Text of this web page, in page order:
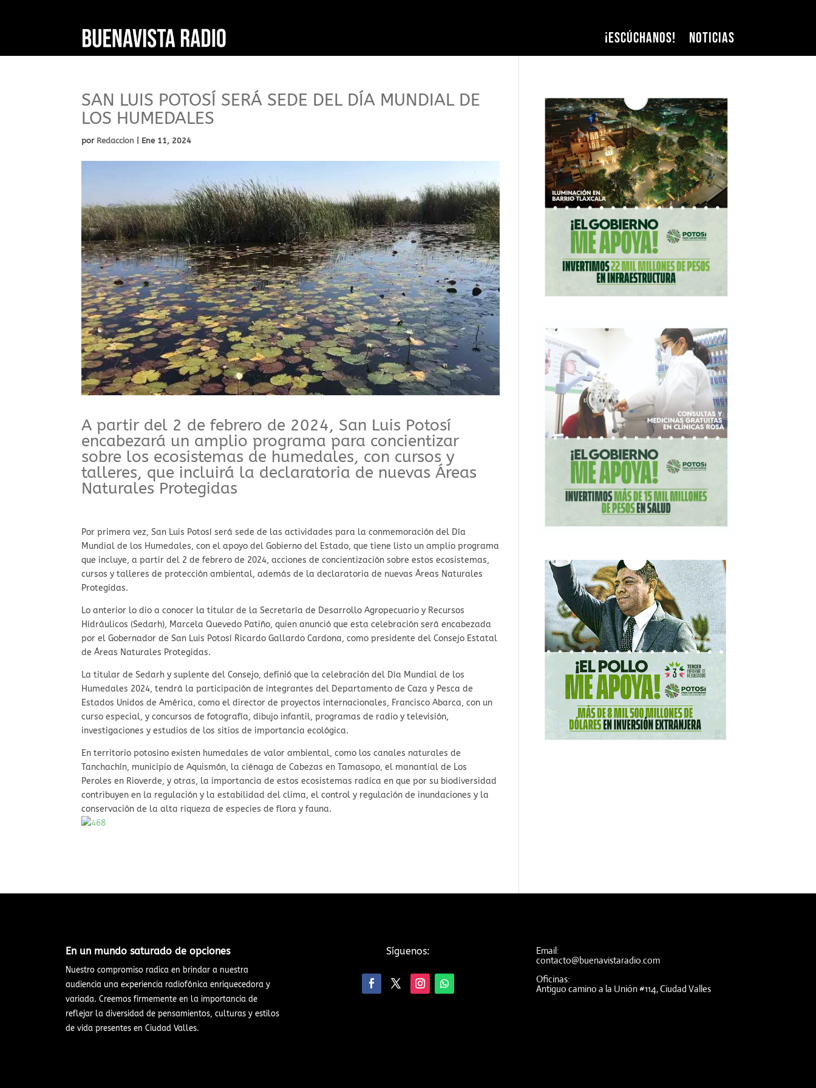
¡Escúchanos! Noticias
SAN LUIS POTOSÍ SERÁ SEDE DEL DÍA MUNDIAL DE
LOS HUMEDALES
por Redaccion Ene 11, 2024
A partir del 2 de febrero de 2024, San Luis Potosí
encabezará un amplio programa para concientizar
sobre los ecosistemas de humedales, con cursos y
talleres, que incluirá la declaratoria de nuevas Áreas
Naturales Protegidas
Por primera vez, San Luis Potosí será sede de las actividades para la conmemoración del Día
Mundial de los Humedales, con el apoyo del Gobierno del Estado, que tiene listo un amplio programa
que incluye, a partir del 2 de febrero de 2024, acciones de concientización sobre estos ecosistemas,
cursos y talleres de protección ambiental, además de la declaratoria de nuevas Áreas Naturales
Protegidas.
Lo anterior lo dio a conocer la titular de la Secretaría de Desarrollo Agropecuario y Recursos
Hidráulicos (Sedarh), Marcela Quevedo Patiño, quien anunció que esta celebración será encabezada
por el Gobernador de San Luis Potosí Ricardo Gallardo Cardona, como presidente del Consejo Estatal
de Áreas Naturales Protegidas.
La titular de Sedarh y suplente del Consejo, definió que la celebración del Día Mundial de los
Humedales 2024, tendrá la participación de integrantes del Departamento de Caza y Pesca de
Estados Unidos de América, como el director de proyectos internacionales, Francisco Abarca, con un
curso especial, y concursos de fotografía, dibujo infantil, programas de radio y televisión,
investigaciones y estudios de los sitios de importancia ecológica.
En territorio potosino existen humedales de valor ambiental, como los canales naturales de
Tanchachín, municipio de Aquismón, la ciénaga de Cabezas en Tamasopo, el manantial de Los
Peroles en Rioverde, y otras, la importancia de estos ecosistemas radica en que por su biodiversidad
contribuyen en la regulación y la estabilidad del clima, el control y regulación de inundaciones y la
conservación de la alta riqueza de especies de flora y fauna.
En un mundo saturado de opciones​
Nuestro compromiso radica en brindar a nuestra
audiencia una experiencia radiofónica enriquecedora y
variada. Creemos firmemente en la importancia de
reflejar la diversidad de pensamientos, culturas y estilos
de vida presentes en Ciudad Valles.
Síguenos: Email:
contacto@buenavistaradio.com
Oficinas:
Antiguo camino a la Unión #114, Ciudad Valles